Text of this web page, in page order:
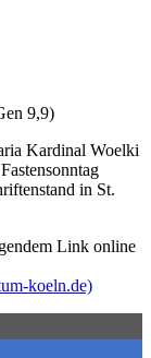
9,9)
Kardinal Woelki
in St.
Link online
koeln.de)